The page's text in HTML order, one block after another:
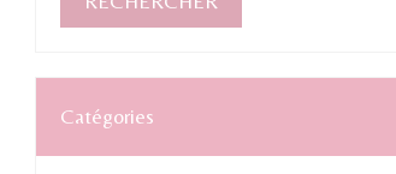
Catégories